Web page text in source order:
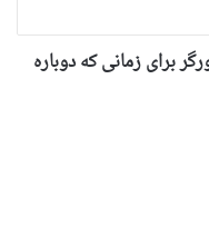
برای زمانی که دوباره